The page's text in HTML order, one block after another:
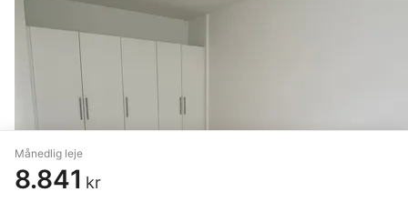
Månedlig leje
8.841 kr